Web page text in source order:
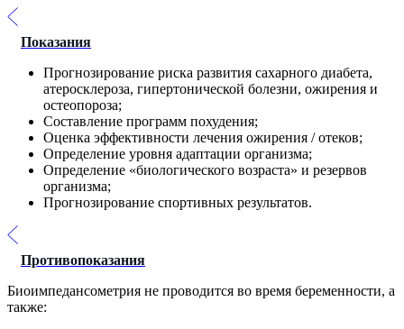
Показания
Прогнозирование риска развития сахарного диабета,
атеросклероза, гипертонической болезни, ожирения и
остеопороза;
Составление программ похудения;
Оценка эффективности лечения ожирения / отеков;
Определение уровня адаптации организма;
Определение «биологического возраста» и резервов
организма;
Прогнозирование спортивных результатов.
Противопоказания
Биоимпедансометрия не проводится во время беременности, а
также: